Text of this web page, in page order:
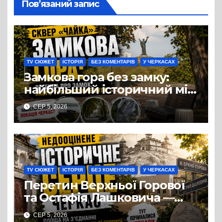
Пов’язаний запис
TV СЮЖЕТ ІСТОРІЯ БЕЗ КОМЕНТАРІВ У ЧЕРКАСАХ
Замкова гора без замку:
найбільший історичний міф
Черкас
СЕР 5, 2026
TV СЮЖЕТ ІСТОРІЯ БЕЗ КОМЕНТАРІВ У ЧЕРКАСАХ
Перетин Верхньої Горової
та Остафія Лашковича —
історичне серце Черкас.
СЕР 5, 2026